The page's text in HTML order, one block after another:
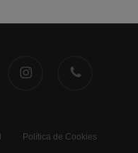
Política de Cookies